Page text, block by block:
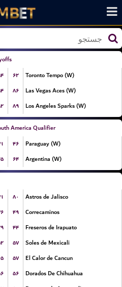
۶۲
Toronto Tempo (W)
۸۶
Las Vegas Aces (W)
۸۹ Los Angeles Sparks (W)
America Qualifier
۴۶
Paraguay (W)
۶۴ Argentina (W)
۸۰
Astros de Jalisco
۴۹
Correcaminos
۴۴
Freseros de Irapuato
۵۷
Soles de Mexicali
۵۷
El Calor de Cancun
۵۶
Dorados De Chihuahua